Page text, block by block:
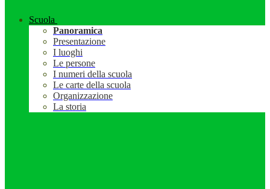
Scuola
Panoramica
Presentazione
I luoghi
Le persone
I numeri della scuola
Le carte della scuola
Organizzazione
La storia